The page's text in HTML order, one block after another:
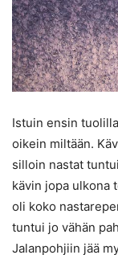
Istuin ensin
oikein miltään.
silloin nastat
kävin jopa ulkona
oli koko
tuntui jo vähän
Jalanpohjiin jää